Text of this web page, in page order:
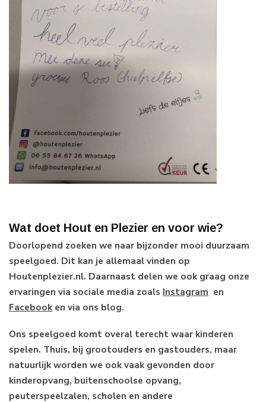
Wat doet Hout en Plezier en voor wie?
Doorlopend zoeken we naar bijzonder mooi duurzaam
speelgoed. Dit kan je allemaal vinden op
Houtenplezier.nl. Daarnaast delen we ook graag onze
ervaringen via sociale media zoals Instagram en
Facebooken via ons blog.
Ons speelgoed komt overal terecht waar kinderen
spelen. Thuis, bij grootouders en gastouders, maar
natuurlijk worden we ook vaak gevonden door
kinderopvang, buitenschoolse opvang,
peuterspeelzalen, scholen en andere